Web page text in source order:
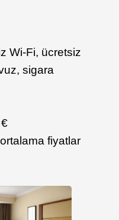
Wi-Fi, ücretsiz
sigara
fiyatlar